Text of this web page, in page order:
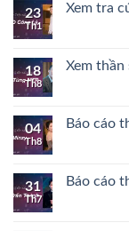
23
Th1
Xem tra
18
Th8
Xem thần
04
Th8
Báo cáo
31
Th7
Báo cáo